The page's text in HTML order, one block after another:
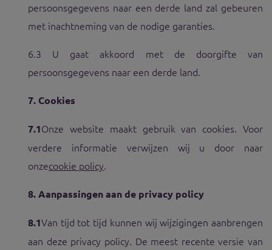
persoonsgegevens naar een derde land zal gebeuren
met inachtneming van de nodige garanties.
6.3 U gaat akkoord met de doorgifte van
persoonsgegevens naar een derde land.
7. Cookies
7.1Onze website maakt gebruik van cookies. Voor
verdere informatie verwijzen wij u door naar
onzecookie policy.
8.Aanpassingen aan de privacy policy
8.1Van tijd tot tijd kunnen wij wijzigingen aanbrengen
aan deze privacy policy. De meest recente versie van